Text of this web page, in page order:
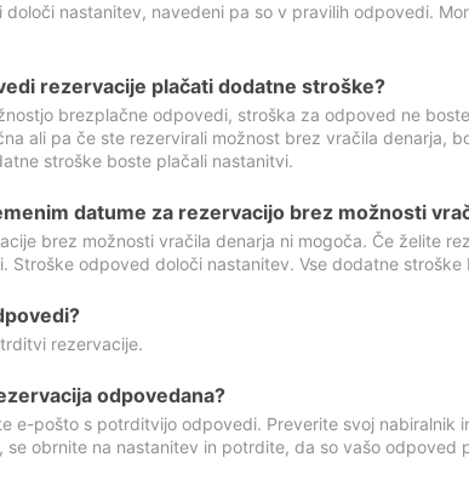
nastanitev, navedeni pa so v pravilih odpovedi.
rezervacije plačati dodatne stroške?
brezplačne odpovedi, stroška za odpoved ne
ali pa če ste rezervirali možnost brez vračila denarja,
stroške boste plačali nastanitvi.
datume za rezervacijo brez možnosti
brez možnosti vračila denarja ni mogoča. Če želite
Stroške odpoved določi nastanitev. Vse dodatne stroške
rezervacije.
odpovedana?
e-pošto s potrditvijo odpovedi. Preverite svoj nabiralnik
se obrnite na nastanitev in potrdite, da so vašo odpoved